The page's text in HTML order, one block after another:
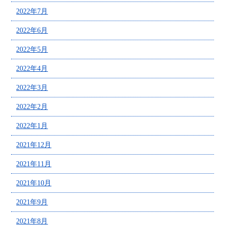
2022年7月
2022年6月
2022年5月
2022年4月
2022年3月
2022年2月
2022年1月
2021年12月
2021年11月
2021年10月
2021年9月
2021年8月